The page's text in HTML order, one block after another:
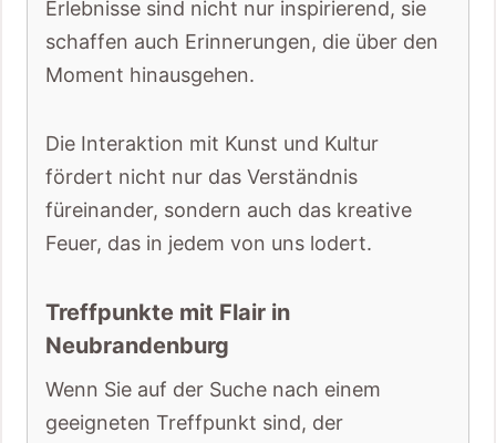
Erlebnisse sind nicht nur inspirierend, sie
schaffen auch Erinnerungen, die über den
Moment hinausgehen.
Die Interaktion mit Kunst und Kultur
fördert nicht nur das Verständnis
füreinander, sondern auch das kreative
Feuer, das in jedem von uns lodert.
Treffpunkte mit Flair in
Neubrandenburg
Wenn Sie auf der Suche nach einem
geeigneten Treffpunkt sind, der